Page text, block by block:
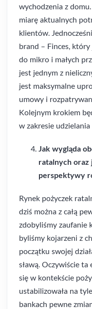
wychodzenia z
miarę aktualnych
klientów.
brand – Finces,
do mikro i małych
jest jednym z
jest maksymalne
umowy i
Kolejnym krokiem
w zakresie udzielania
Jak wygląda
ratalnych oraz
perspektywy
Rynek pożyczek
dziś można z całą
zdobyliśmy zaufanie
byliśmy kojarzeni z
początku swojej
sławą. Oczywiście
się w kontekście
ustabilizowała na
bankach pewne